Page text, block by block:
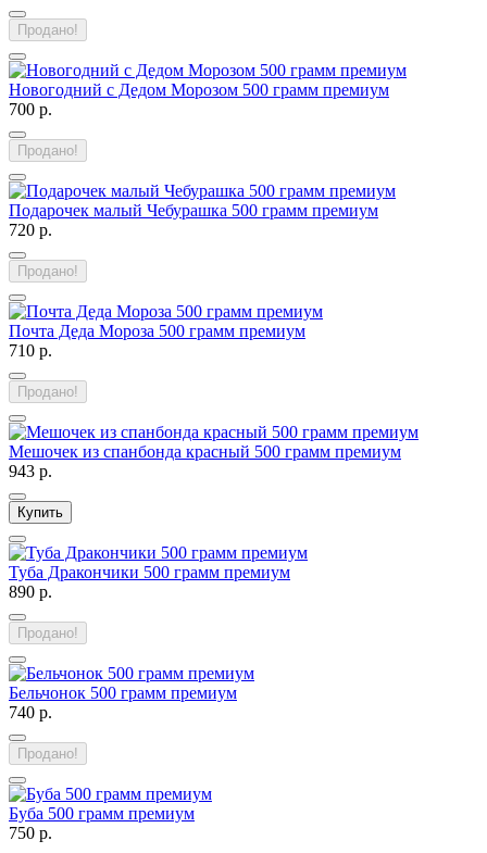
Продано!
Новогодний с Дедом Морозом 500 грамм премиум
700 р.
Продано!
Подарочек малый Чебурашка 500 грамм премиум
720 р.
Продано!
Почта Деда Мороза 500 грамм премиум
710 р.
Продано!
Мешочек из спанбонда красный 500 грамм премиум
943 р.
Купить
Туба Дракончики 500 грамм премиум
890 р.
Продано!
Бельчонок 500 грамм премиум
740 р.
Продано!
Буба 500 грамм премиум
750 р.